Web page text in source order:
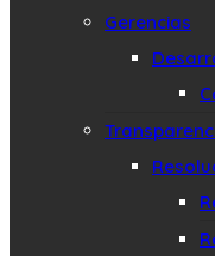
Gerencias